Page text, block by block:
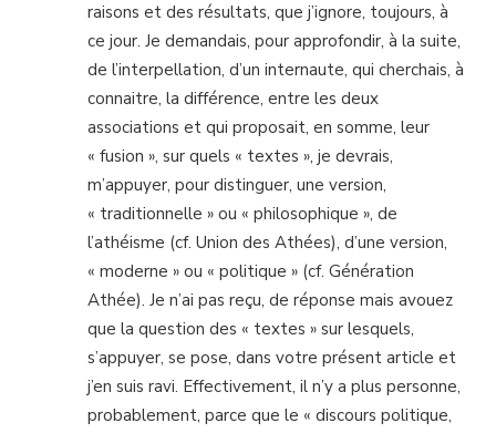
raisons et des résultats, que j’ignore, toujours, à
ce jour. Je demandais, pour approfondir, à la suite,
de l’interpellation, d’un internaute, qui cherchais, à
connaitre, la différence, entre les deux
associations et qui proposait, en somme, leur
« fusion », sur quels « textes », je devrais,
m’appuyer, pour distinguer, une version,
« traditionnelle » ou « philosophique », de
l’athéisme (cf. Union des Athées), d’une version,
« moderne » ou « politique » (cf. Génération
Athée). Je n’ai pas reçu, de réponse mais avouez
que la question des « textes » sur lesquels,
s’appuyer, se pose, dans votre présent article et
j’en suis ravi. Effectivement, il n’y a plus personne,
probablement, parce que le « discours politique,